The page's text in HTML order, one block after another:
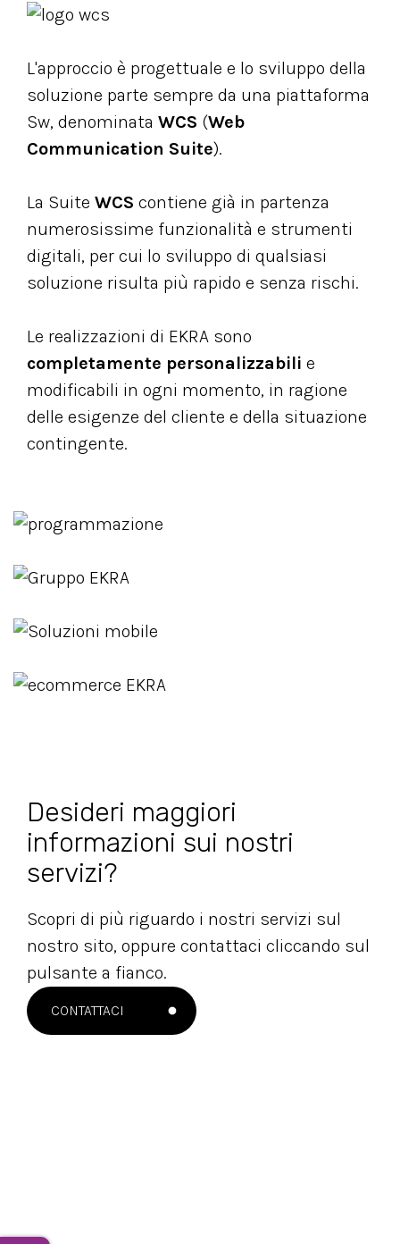
L'approccio è progettuale e lo sviluppo della
soluzione parte sempre da una piattaforma
Sw, denominata WCS (Web
Communication Suite).
La Suite WCS contiene già in partenza
numerosissime funzionalità e strumenti
digitali, per cui lo sviluppo di qualsiasi
soluzione risulta più rapido e senza rischi.
Le realizzazioni di EKRA sono
completamente personalizzabili e
modificabili in ogni momento, in ragione
delle esigenze del cliente e della situazione
contingente.
Desideri maggiori
informazioni sui nostri
servizi?
Scopri di più riguardo i nostri servizi sul
nostro sito, oppure contattaci cliccando sul
pulsante a fianco.
CONTATTACI